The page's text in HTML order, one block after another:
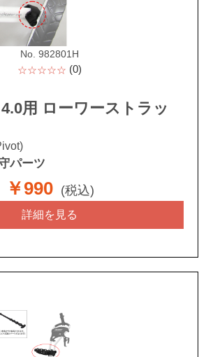
No. 982801H
☆☆☆☆☆ (0)
用 ローワーストラッ
パーツ
￥990 (税込)
詳細を見る